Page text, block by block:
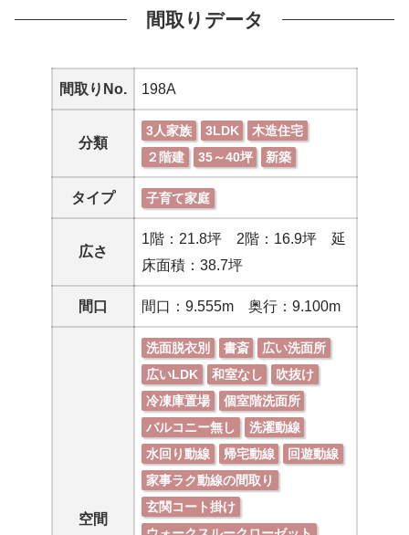
間取りデータ
間取りNo. 198A
分類
3人家族 3LDK
木造住宅
２階建
35～40坪 新築
タイプ 子育て家庭
広さ
1階：21.8坪 2階：16.9坪 延
床面積：38.7坪
間口 間口：9.555m 奥行：9.100m
空間
洗面脱衣別 書斎
広い洗面所
広いLDK
和室なし
吹抜け
冷凍庫置場
個室階洗面所
バルコニー無し
洗濯動線
水回り動線
帰宅動線
回遊動線
家事ラク動線の間取り
玄関コート掛け